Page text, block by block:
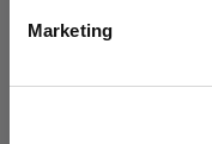
Marketing